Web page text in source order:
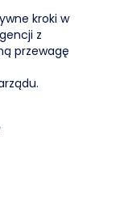
kroki w
z
przewagę